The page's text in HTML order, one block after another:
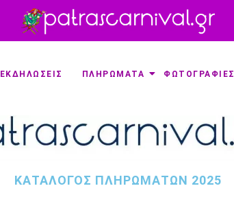
ΕΚΔΗΛΩΣΕΙΣ ΠΛΗΡΩΜΑΤΑ ΦΩΤΟΓΡΑΦΙΕΣ
ΚΑΤΑΛΟΓΟΣ ΠΛΗΡΩΜΑΤΩΝ 2025